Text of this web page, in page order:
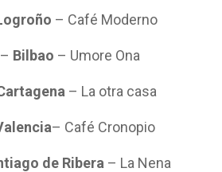
– Café Moderno
Bilbao – Umore Ona
– La otra casa
– Café Cronopio
de Ribera – La Nena